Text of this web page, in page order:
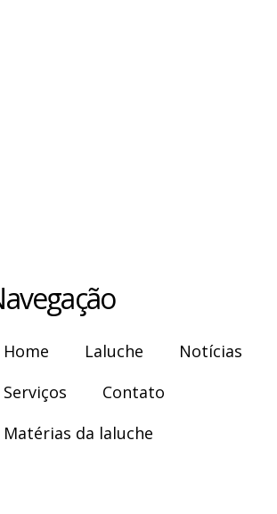
Home Laluche
Notícias
Serviços
Contato
Matérias da laluche